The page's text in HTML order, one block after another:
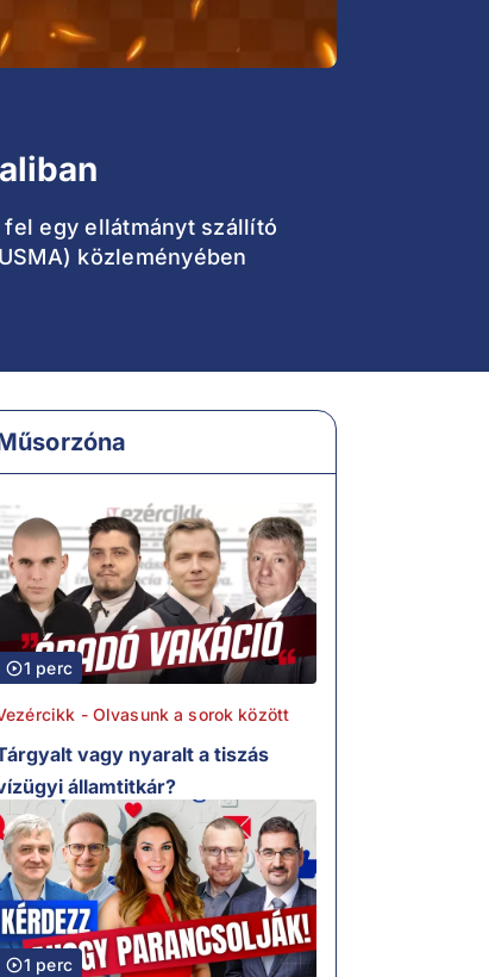
egy ellátmányt szállító
közleményében
1 perc
- Olvasunk a sorok között
vagy nyaralt a tiszás
államtitkár?
1 perc